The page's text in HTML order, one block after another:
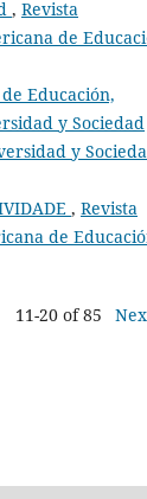
, Revista
de
Educación,
y Sociedad
y
, Revista
de
11-20 of 85